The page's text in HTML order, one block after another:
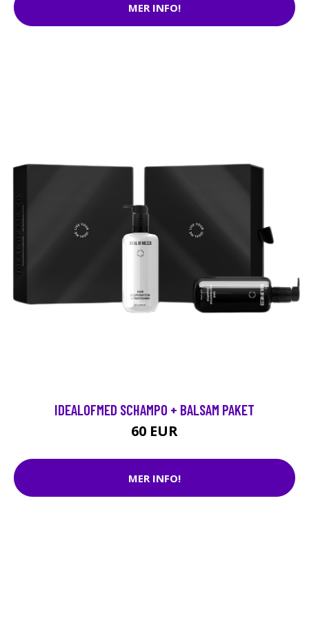
MER INFO!
IDEALOFMED SCHAMPO + BALSAM PAKET
60 EUR
MER INFO!